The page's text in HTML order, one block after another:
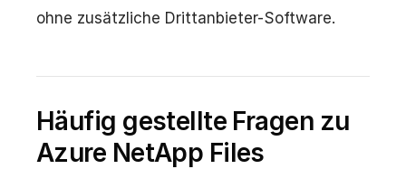
ohne zusätzliche Drittanbieter-Software.
Häufig gestellte Fragen zu
Azure NetApp Files